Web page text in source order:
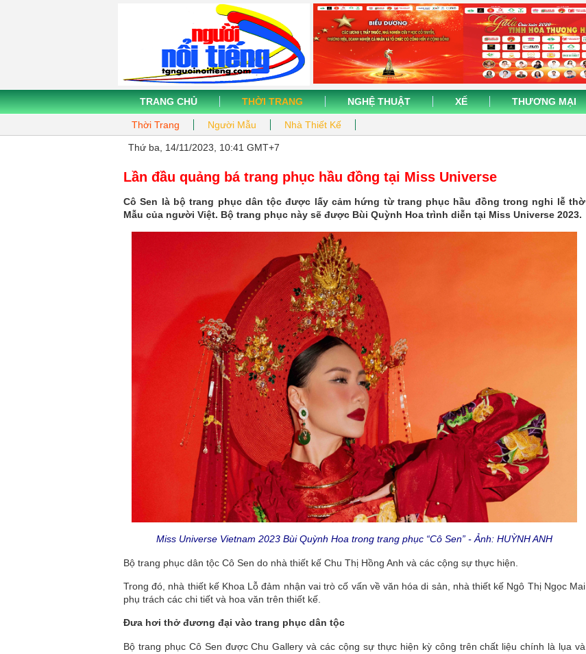
TRANG CHỦ THỜI TRANG
Thời Trang Người Mẫu Nhà Thiết Kế
NGHỆ THUẬT XẾ THƯƠNG MẠI
Thứ ba, 14/11/2023, 10:41 GMT+7
Lần đầu quảng bá trang phục hầu đồng tại Miss Universe
Cô Sen là bộ trang phục dân tộc được lấy cảm hứng từ trang phục hầu đồng trong nghi lễ thờ
Mẫu của người Việt. Bộ trang phục này sẽ được Bùi Quỳnh Hoa trình diễn tại Miss Universe 2023.
Miss Universe Vietnam 2023 Bùi Quỳnh Hoa trong trang phục “Cô Sen” - Ảnh: HUỲNH ANH
Bộ trang phục dân tộc Cô Sen do nhà thiết kế Chu Thị Hồng Anh và các cộng sự thực hiện.
Trong đó, nhà thiết kế Khoa Lỗ đảm nhận vai trò cố vấn về văn hóa di sản, nhà thiết kế Ngô Thị Ngọc Mai
phụ trách các chi tiết và hoa văn trên thiết kế.
Đưa hơi thở đương đại vào trang phục dân tộc
Bộ trang phục Cô Sen được Chu Gallery và các cộng sự thực hiện kỳ công trên chất liệu chính là lụa và